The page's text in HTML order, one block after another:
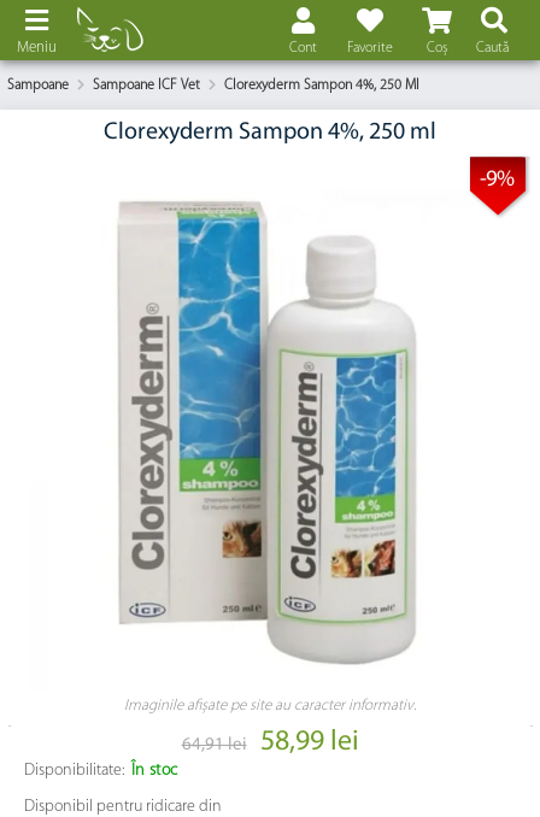
Coș
Favorite
Cont Caută
Meniu
Sampoane Sampoane ICF Vet Clorexyderm Sampon 4%, 250 Ml
Clorexyderm Sampon 4%, 250 ml
-9%
Imaginile afișate pe site au caracter informativ.
64,91 lei 58,99 lei
Disponibilitate:
În stoc
Disponibil pentru ridicare din